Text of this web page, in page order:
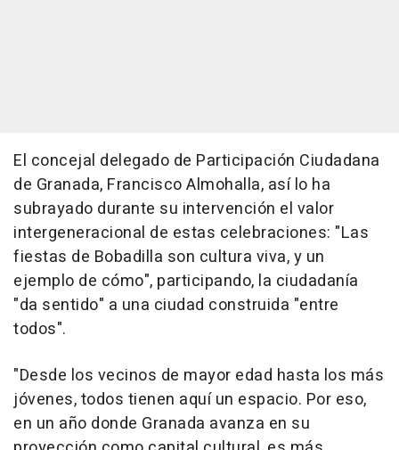
El concejal delegado de Participación Ciudadana
de Granada, Francisco Almohalla, así lo ha
subrayado durante su intervención el valor
intergeneracional de estas celebraciones: "Las
fiestas de Bobadilla son cultura viva, y un
ejemplo de cómo", participando, la ciudadanía
"da sentido" a una ciudad construida "entre
todos".
"Desde los vecinos de mayor edad hasta los más
jóvenes, todos tienen aquí un espacio. Por eso,
en un año donde Granada avanza en su